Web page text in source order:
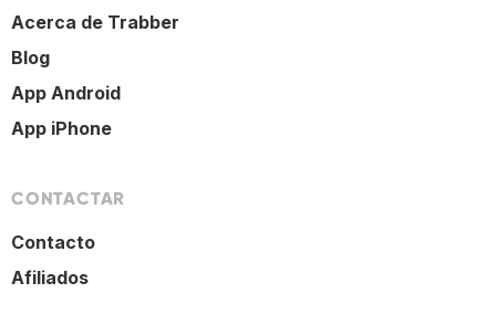
Acerca de Trabber
Blog
App Android
App iPhone
CONTACTAR
Contacto
Afiliados